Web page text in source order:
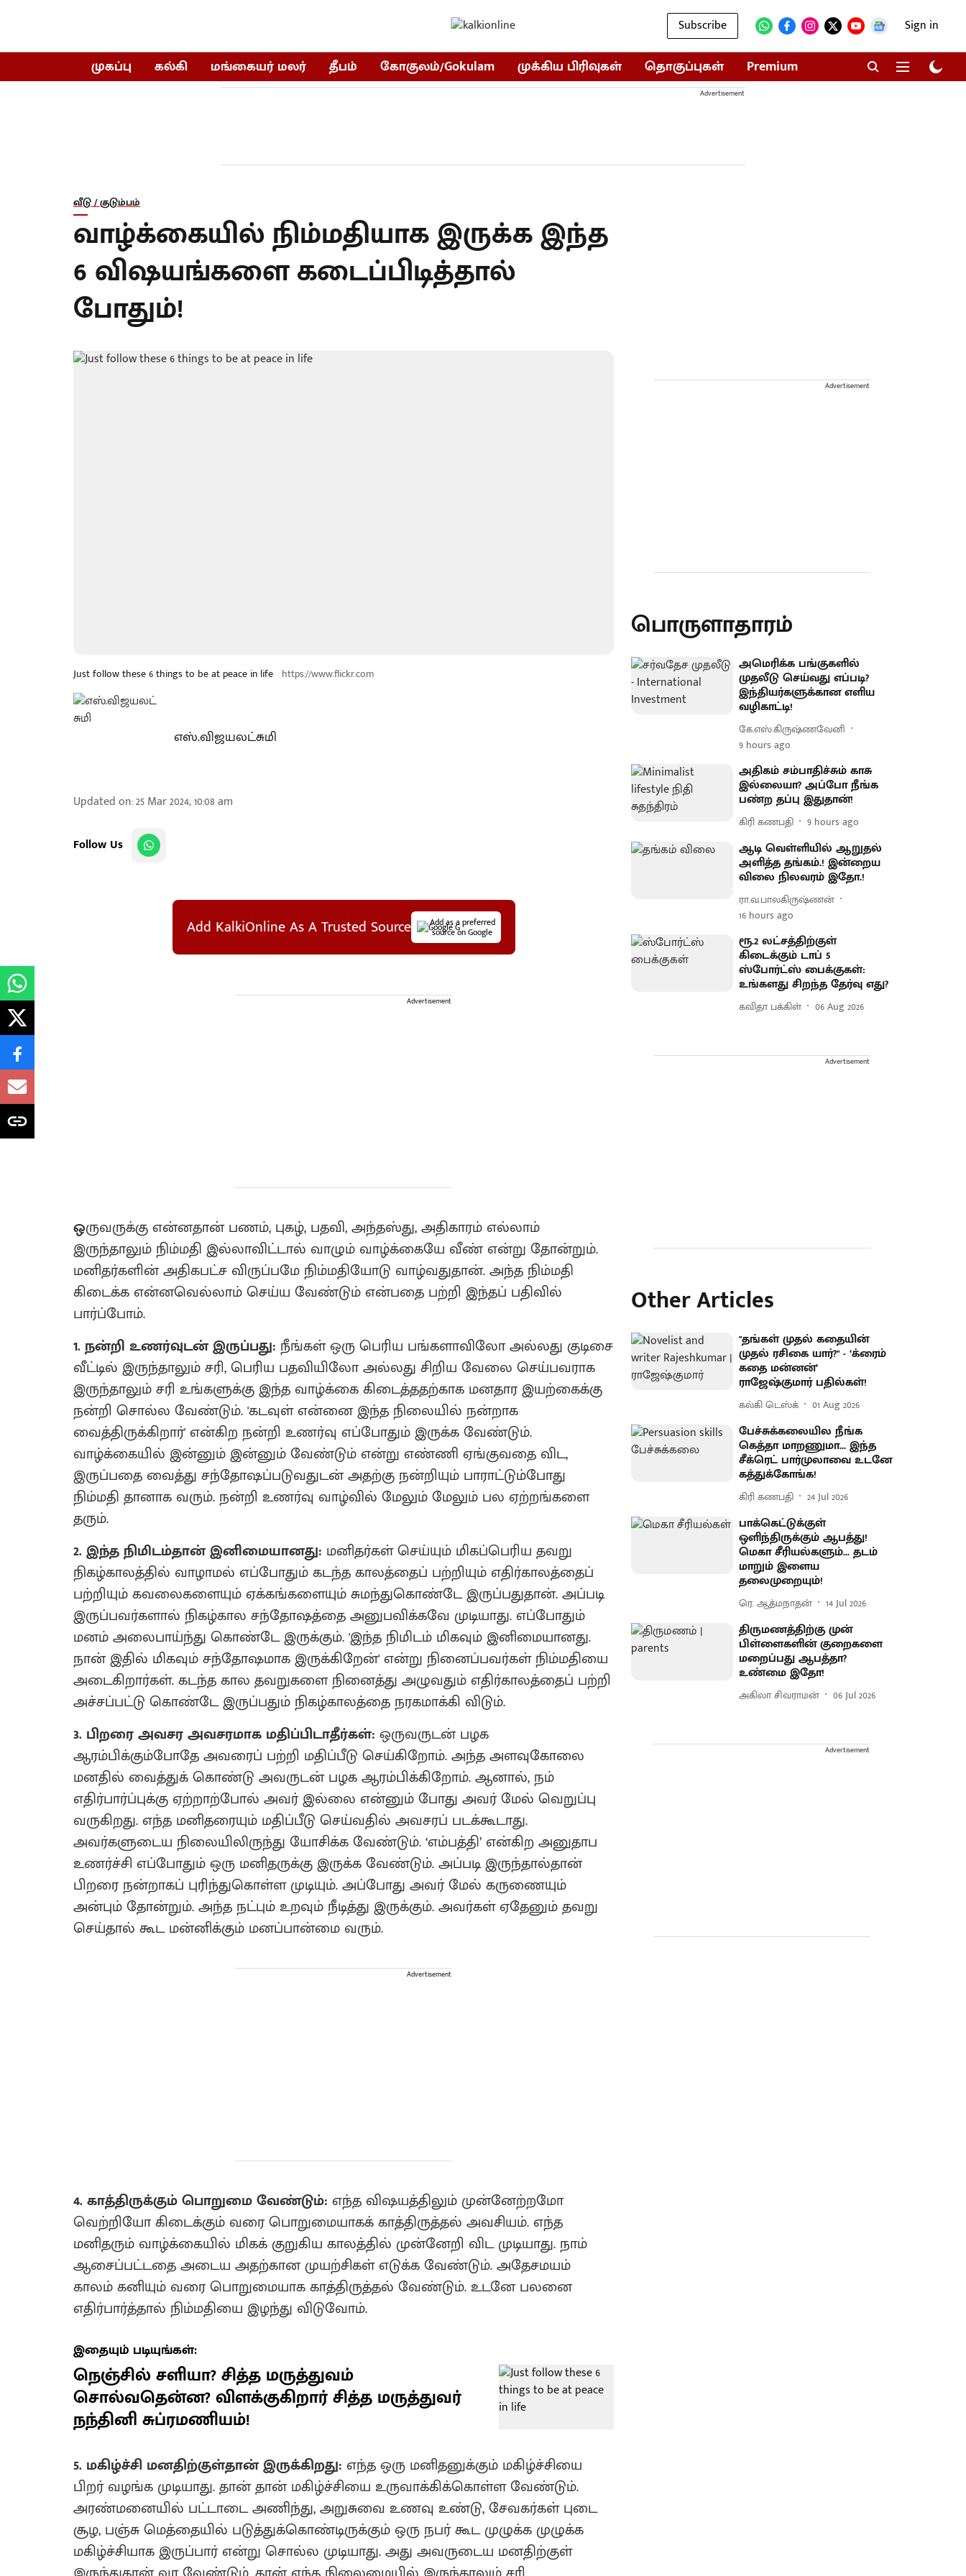
Subscribe Sign in
முகப்பு கல்கி மங்கையர் மலர் தீபம் கோகுலம்/Gokulam முக்கிய பிரிவுகள் தொகுப்புகள் Premium
Advertisement
வீடு / குடும்பம்
வாழ்க்கையில் நிம்மதியாக இருக்க இந்த
6 விஷயங்களை கடைப்பிடித்தால்
போதும்!
Just follow these 6 things to be at peace in life https://www.flickr.com
எஸ்.விஜயலட்சுமி
Updated on:25 Mar 2024, 10:08 am
Follow Us
Add KalkiOnline As A Trusted Source Add as a preferred
source on Google
Advertisement
ஒருவருக்கு என்னதான் பணம், புகழ், பதவி, அந்தஸ்து, அதிகாரம் எல்லாம்
இருந்தாலும் நிம்மதி இல்லாவிட்டால் வாழும் வாழ்க்கையே வீண் என்று தோன்றும்.
மனிதர்களின் அதிகபட்ச விருப்பமே நிம்மதியோடு வாழ்வதுதான். அந்த நிம்மதி
கிடைக்க என்னவெல்லாம் செய்ய வேண்டும் என்பதை பற்றி இந்தப் பதிவில்
பார்ப்போம்.
1. நன்றி உணர்வுடன் இருப்பது: நீங்கள் ஒரு பெரிய பங்களாவிலோ அல்லது குடிசை
வீட்டில் இருந்தாலும் சரி, பெரிய பதவியிலோ அல்லது சிறிய வேலை செய்பவராக
இருந்தாலும் சரி உங்களுக்கு இந்த வாழ்க்கை கிடைத்ததற்காக மனதார இயற்கைக்கு
நன்றி சொல்ல வேண்டும். 'கடவுள் என்னை இந்த நிலையில் நன்றாக
வைத்திருக்கிறார்' என்கிற நன்றி உணர்வு எப்போதும் இருக்க வேண்டும்.
வாழ்க்கையில் இன்னும் இன்னும் வேண்டும் என்று எண்ணி ஏங்குவதை விட,
இருப்பதை வைத்து சந்தோஷப்படுவதுடன் அதற்கு நன்றியும் பாராட்டும்போது
நிம்மதி தானாக வரும். நன்றி உணர்வு வாழ்வில் மேலும் மேலும் பல ஏற்றங்களை
தரும்.
2. இந்த நிமிடம்தான் இனிமையானது: மனிதர்கள் செய்யும் மிகப்பெரிய தவறு
நிகழ்காலத்தில் வாழாமல் எப்போதும் கடந்த காலத்தைப் பற்றியும் எதிர்காலத்தைப்
பற்றியும் கவலைகளையும் ஏக்கங்களையும் சுமந்துகொண்டே இருப்பதுதான். அப்படி
இருப்பவர்களால் நிகழ்கால சந்தோஷத்தை அனுபவிக்கவே முடியாது. எப்போதும்
மனம் அலைபாய்ந்து கொண்டே இருக்கும். 'இந்த நிமிடம் மிகவும் இனிமையானது.
நான் இதில் மிகவும் சந்தோஷமாக இருக்கிறேன்' என்று நினைப்பவர்கள் நிம்மதியை
அடைகிறார்கள். கடந்த கால தவறுகளை நினைத்து அழுவதும் எதிர்காலத்தைப் பற்றி
அச்சப்பட்டு கொண்டே இருப்பதும் நிகழ்காலத்தை நரகமாக்கி விடும்.
3. பிறரை அவசர அவசரமாக மதிப்பிடாதீர்கள்: ஒருவருடன் பழக
ஆரம்பிக்கும்போதே அவரைப் பற்றி மதிப்பீடு செய்கிறோம். அந்த அளவுகோலை
மனதில் வைத்துக் கொண்டு அவருடன் பழக ஆரம்பிக்கிறோம். ஆனால், நம்
எதிர்பார்ப்புக்கு ஏற்றாற்போல் அவர் இல்லை என்னும் போது அவர் மேல் வெறுப்பு
வருகிறது. எந்த மனிதரையும் மதிப்பீடு செய்வதில் அவசரப் படக்கூடாது.
அவர்களுடைய நிலையிலிருந்து யோசிக்கவேண்டும். ‘எம்பத்தி’ என்கிற அனுதாப
உணர்ச்சி எப்போதும் ஒரு மனிதருக்கு இருக்க வேண்டும். அப்படி இருந்தால்தான்
பிறரை நன்றாகப் புரிந்துகொள்ள முடியும். அப்போது அவர் மேல் கருணையும்
அன்பும் தோன்றும். அந்த நட்பும் உறவும் நீடித்து இருக்கும். அவர்கள் ஏதேனும் தவறு
செய்தால் கூட மன்னிக்கும் மனப்பான்மை வரும்.
Advertisement
4. காத்திருக்கும் பொறுமை வேண்டும்: எந்த விஷயத்திலும் முன்னேற்றமோ
வெற்றியோ கிடைக்கும் வரை பொறுமையாகக் காத்திருத்தல் அவசியம். எந்த
மனிதரும் வாழ்க்கையில் மிகக் குறுகிய காலத்தில் முன்னேறி விட முடியாது. நாம்
ஆசைப்பட்டதை அடைய அதற்கான முயற்சிகள் எடுக்க வேண்டும். அதேசமயம்
காலம் கனியும் வரை பொறுமையாக காத்திருத்தல் வேண்டும். உடனே பலனை
எதிர்பார்த்தால் நிம்மதியை இழந்து விடுவோம்.
இதையும் படியுங்கள்:
நெஞ்சில் சளியா? சித்த மருத்துவம்
சொல்வதென்ன? விளக்குகிறார் சித்த மருத்துவர்
நந்தினி சுப்ரமணியம்!
5. மகிழ்ச்சி மனதிற்குள்தான் இருக்கிறது: எந்த ஒரு மனிதனுக்கும் மகிழ்ச்சியை
பிறர் வழங்க முடியாது. தான் தான் மகிழ்ச்சியை உருவாக்கிக்கொள்ள வேண்டும்.
அரண்மனையில் பட்டாடை அணிந்து, அறுசுவை உணவு உண்டு, சேவகர்கள் புடை
சூழ, பஞ்சு மெத்தையில் படுத்துக்கொண்டிருக்கும் ஒரு நபர் கூட முழுக்க முழுக்க
மகிழ்ச்சியாக இருப்பார் என்று சொல்ல முடியாது. அது அவருடைய மனதிற்குள்
Advertisement
பொருளாதாரம்
அமெரிக்க பங்குகளில்
முதலீடு செய்வது எப்படி?
இந்தியர்களுக்கான எளிய
வழிகாட்டி!
கே.எஸ்.கிருஷ்ணவேனி
9 hours ago
அதிகம் சம்பாதிச்சும் காசு
இல்லையா? அப்போ நீங்க
பண்ற தப்பு இதுதான்!
கிரி கணபதி 9 hours ago
ஆடி வெள்ளியில் ஆறுதல்
அளித்த தங்கம்.! இன்றைய
விலை நிலவரம் இதோ.!
ரா.வ.பாலகிருஷ்ணன்
16 hours ago
ரூ.2 லட்சத்திற்குள்
கிடைக்கும் டாப் 5
ஸ்போர்ட்ஸ் பைக்குகள்:
உங்களது சிறந்த தேர்வு எது?
கவிதா பக்கிள் 06 Aug 2026
Advertisement
Other Articles
"தங்கள் முதல் கதையின்
முதல் ரசிகை யார்?" - ‘க்ரைம்
கதை மன்னன்’
ராஜேஷ்குமார் பதில்கள்!
கல்கி டெஸ்க் 01 Aug 2026
பேச்சுக்கலையில நீங்க
கெத்தா மாறணுமா... இந்த
சீக்ரெட் பார்முலாவை உடனே
கத்துக்கோங்க!
கிரி கணபதி 24 Jul 2026
பாக்கெட்டுக்குள்
ஒளிந்திருக்கும் ஆபத்து!
மெகா சீரியல்களும்... தடம்
மாறும் இளைய
தலைமுறையும்!
ரெ. ஆத்மநாதன் 14 Jul 2026
திருமணத்திற்கு முன்
பிள்ளைகளின் குறைகளை
மறைப்பது ஆபத்தா?
உண்மை இதோ!
அகிலா சிவராமன் 06 Jul 2026
Advertisement